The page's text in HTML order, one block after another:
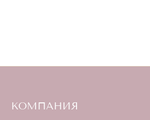
КОМПАНИЯ